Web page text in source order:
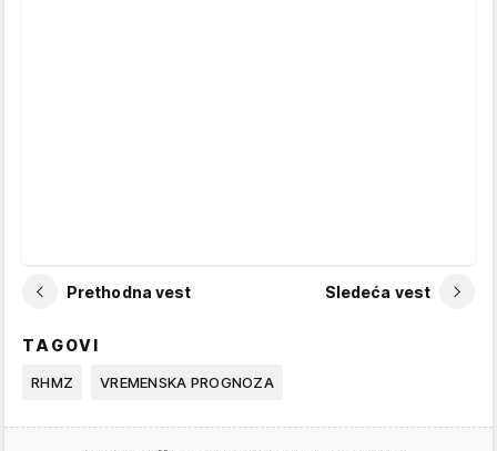
Prethodna vest Sledeća vest
TAGOVI
RHMZ VREMENSKA PROGNOZA